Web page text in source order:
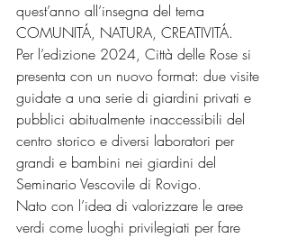
quest’anno all’insegna del tema
COMUNITÁ, NATURA, CREATIVITÁ.
Per l’edizione 2024, Città delle Rose si
presenta con un nuovo format: due visite
guidate a una serie di giardini privati e
pubblici abitualmente inaccessibili del
centro storico e diversi laboratori per
grandi e bambini nei giardini del
Seminario Vescovile di Rovigo.
Nato con l’idea di valorizzare le aree
verdi come luoghi privilegiati per fare